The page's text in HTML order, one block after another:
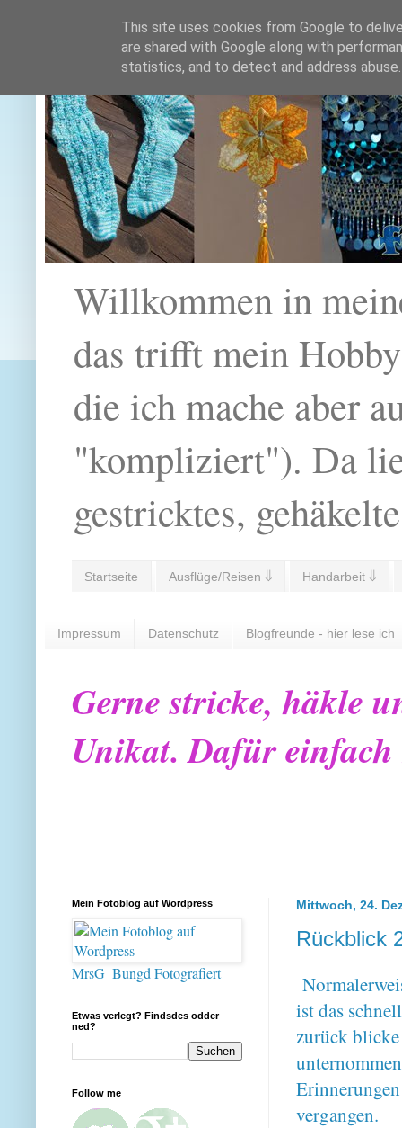
Willkommen in
das trifft mein
die ich mache aber
"kompliziert"). Da
gestricktes,
Startseite Ausflüge/Reisen ⇓ Handarbeit ⇓
Impressum Datenschutz Blogfreunde - hier lese ich
Gerne stricke, häkle
Unikat. Dafür
Mittwoch, 24.
Rückblick
ist das
zurück
vergangen.
Mein Fotoblog auf Wordpress
MrsG_Bungd Fotografiert
Etwas verlegt? Findsdes odder
ned?
Follow me
This site uses cookies from Google to
are shared with Google along with
statistics, and to detect and address abuse.